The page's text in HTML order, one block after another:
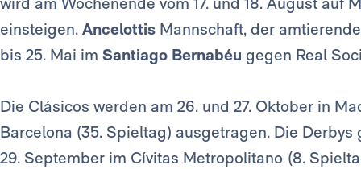
einsteigen. Ancelottis Mannschaft, der
bis 25. Mai im Santiago Bernabéu gegen Real
Die Clásicos werden am 26. und 27. Oktober in
Barcelona (35. Spieltag) ausgetragen. Die
29. September im Cívitas Metropolitano (8.